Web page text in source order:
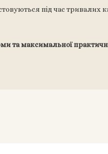
під час тривалих
та максимальної